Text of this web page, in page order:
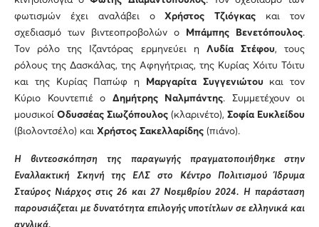
φωτισμών έχει αναλάβει οΧρήστος Τζιόγκας και τον
σχεδιασμό των βιντεοπροβολών ο
Μπάμπης Βενετόπουλος.
Τον ρόλο της Ιζαντόρας ερμηνεύει η Λυδία Στέφου, τους
ρόλους της Δασκάλας, της Αφηγήτριας, της Κυρίας Χόιτυ Τόιτυ
και της Κυρίας Παπώφ η
Μαργαρίτα Συγγενιώτου και τον
Κύριο Κουντεπιέ ο Δημήτρης Ναλμπάντης. Συμμετέχουν οι
μουσικοί Οδυσσέας Σιωζόπουλος (κλαρινέτο), Σοφία Ευκλείδου
(βιολοντσέλο) και Χρήστος Σακελλαρίδης (πιάνο).
Η βιντεοσκόπηση της παραγωγής πραγματοποιήθηκε στην
Εναλλακτική Σκηνή της ΕΛΣ στο Κέντρο Πολιτισμού Ίδρυμα
Σταύρος Νιάρχος στις 26 και 27 Νοεμβρίου 2024. Η παράσταση
παρουσιάζεται με δυνατότητα επιλογής υποτίτλων σε ελληνικά και
αγγλικά.